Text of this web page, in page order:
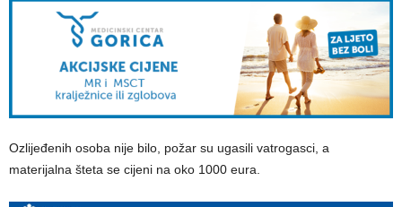
Ozlijeđenih osoba nije bilo, požar su ugasili vatrogasci, a
materijalna šteta se cijeni na oko 1000 eura.